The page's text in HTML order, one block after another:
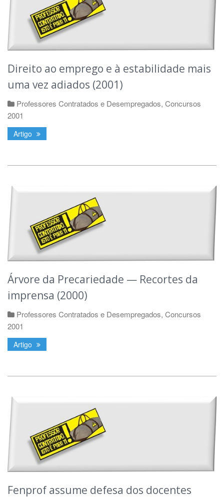
Direito ao emprego e à estabilidade mais
uma vez adiados (2001)
Professores Contratados e Desempregados, Concursos
2001
Artigo
Árvore da Precariedade — Recortes da
imprensa (2000)
Professores Contratados e Desempregados, Concursos
2001
Artigo
Fenprof assume defesa dos docentes